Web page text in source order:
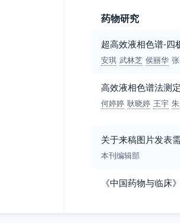
药物研究
超高效液相色谱-四
安琪 武林芝 侯丽华
高效液相色谱法测
何婷婷 耿晓婷 王宇
关于来稿图片发表
本刊编辑部
《中国药物与临床